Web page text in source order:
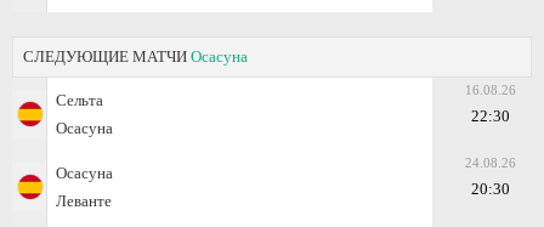
СЛЕДУЮЩИЕ МАТЧИ Осасуна
Сельта
Осасуна
16.08.26
22:30
Осасуна
Леванте
24.08.26
20:30